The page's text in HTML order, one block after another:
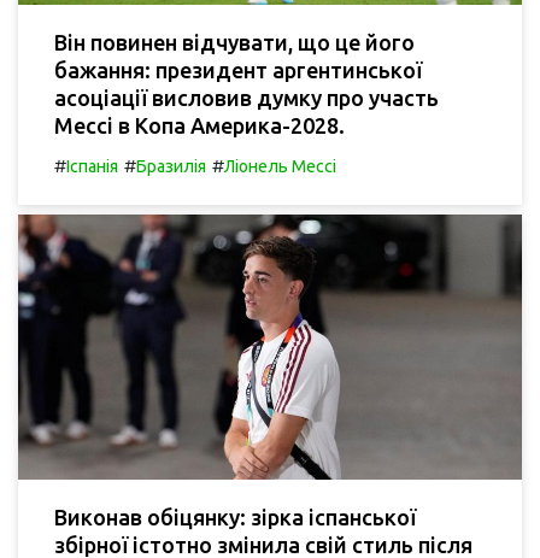
Він повинен відчувати, що це його
бажання: президент аргентинської
асоціації висловив думку про участь
Мессі в Копа Америка-2028.
#Іспанія #Бразилія #Ліонель Мессі
Виконав обіцянку: зірка іспанської
збірної істотно змінила свій стиль після